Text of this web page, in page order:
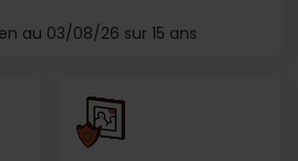
au 03/08/26 sur 15 ans